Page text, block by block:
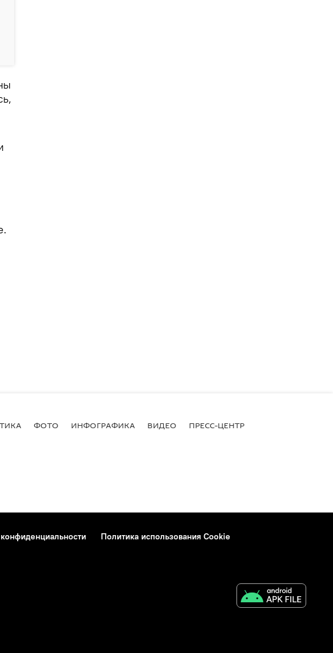
ФОТО ИНФОГРАФИКА ВИДЕО ПРЕСС-ЦЕНТР
Политика использования Cookie